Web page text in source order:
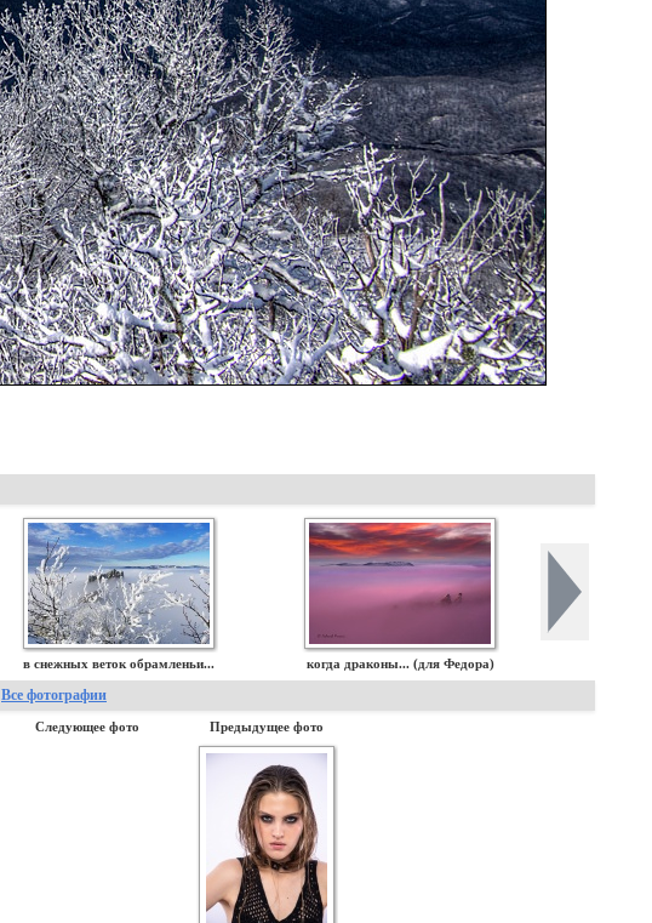
в снежных веток обрамленьи... когда драконы... (для Федора)
Все фотографии
Следующее фото Предыдущее фото